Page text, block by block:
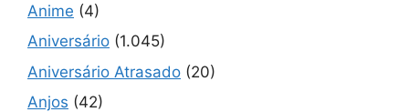
Anime (4)
Aniversário (1.045)
Aniversário Atrasado (20)
Anjos (42)